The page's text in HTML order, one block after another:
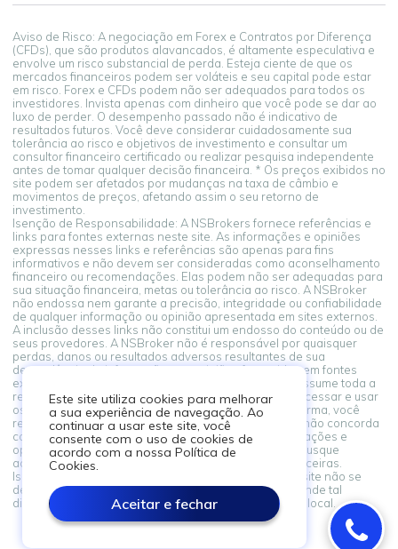
Aviso de Risco: A negociação em Forex e Contratos por Diferença
(CFDs), que são produtos alavancados, é altamente especulativa e
envolve um risco substancial de perda. Esteja ciente de que os
mercados financeiros podem ser voláteis e seu capital pode estar
em risco. Forex e CFDs podem não ser adequados para todos os
investidores. Invista apenas com dinheiro que você pode se dar ao
luxo de perder. O desempenho passado não é indicativo de
resultados futuros. Você deve considerar cuidadosamente sua
tolerância ao risco e objetivos de investimento e consultar um
consultor financeiro certificado ou realizar pesquisa independente
antes de tomar qualquer decisão financeira. * Os preços exibidos no
site podem ser afetados por mudanças na taxa de câmbio e
movimentos de preços, afetando assim o seu retorno de
investimento.
Isenção de Responsabilidade: A NSBrokers fornece referências e
links para fontes externas neste site. As informações e opiniões
expressas nesses links e referências são apenas para fins
informativos e não devem ser consideradas como aconselhamento
financeiro ou recomendações. Elas podem não ser adequadas para
sua situação financeira, metas ou tolerância ao risco. A NSBroker
não endossa nem garante a precisão, integridade ou confiabilidade
de qualquer informação ou opinião apresentada em sites externos.
A inclusão desses links não constitui um endosso do conteúdo ou de
seus provedores. A NSBroker não é responsável por quaisquer
perdas, danos ou resultados adversos resultantes de sua
dependência de informações ou opiniões fornecidas em fontes
externas vinculadas a partir desta plataforma. Você assume toda a
responsabilidade por suas decisões financeiras. Ao acessar e usar
os links para fontes externas fornecidos nesta plataforma, você
reconhece e concorda com este aviso legal. Se você não concorda
com estes termos, abstenha-se de confiar nas informações e
opiniões apresentadas em fontes externas. Sempre busque
aconselhamento profissional ao tomar decisões financeiras.
Isenção de Responsabilidade: As informações neste site não se
destinam a residentes de nenhum país ou jurisdição onde tal
distribuição ou uso seja contrário à lei ou regulamento local.
Este site utiliza cookies para melhorar
a sua experiência de navegação. Ao
continuar a usar este site, você
consente com o uso de cookies de
acordo com a nossa Política de
Cookies.
Aceitar e fechar